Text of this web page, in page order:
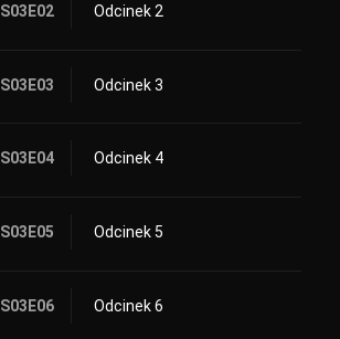
S03E02 Odcinek 2
S03E03 Odcinek 3
S03E04 Odcinek 4
S03E05 Odcinek 5
S03E06 Odcinek 6